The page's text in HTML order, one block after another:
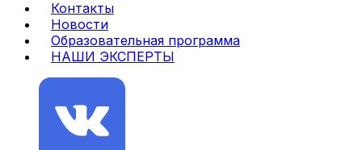
Контакты
Новости
Образовательная программа
НАШИ ЭКСПЕРТЫ